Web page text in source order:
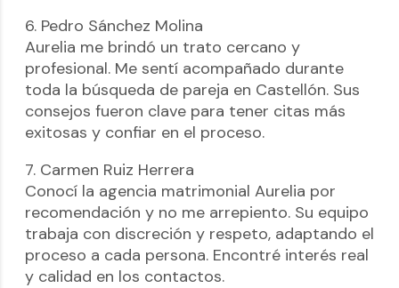
6. Pedro Sánchez Molina
Aurelia me brindó un trato cercano y
profesional. Me sentí acompañado durante
toda la búsqueda de pareja en Castellón. Sus
consejos fueron clave para tener citas más
exitosas y confiar en el proceso.
7. Carmen Ruiz Herrera
Conocí la agencia matrimonial Aurelia por
recomendación y no me arrepiento. Su equipo
trabaja con discreción y respeto, adaptando el
proceso a cada persona. Encontré interés real
y calidad en los contactos.